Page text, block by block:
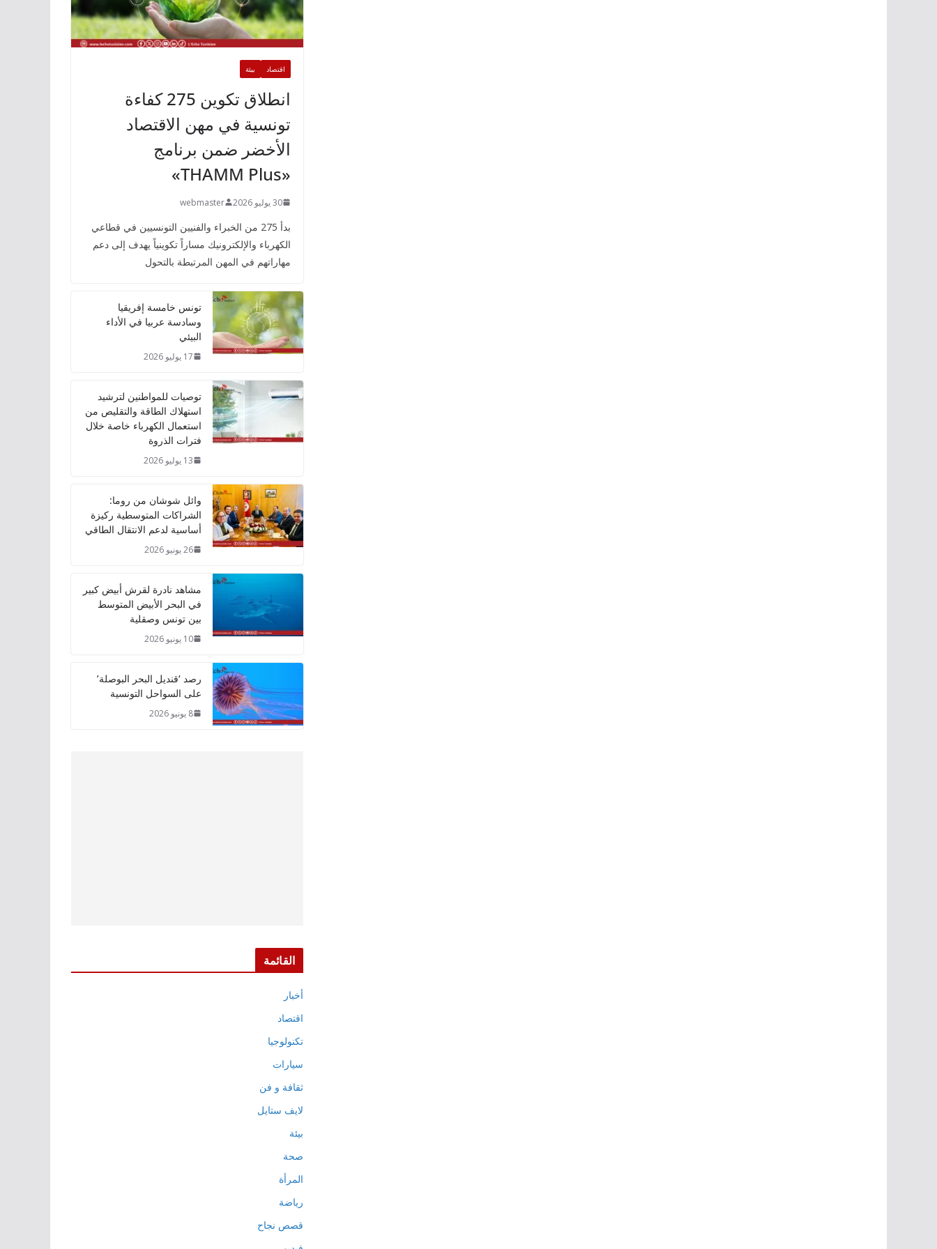
اقتصاد بيئة
انطلاق تكوين 275 كفاءة
تونسية في مهن الاقتصاد
الأخضر ضمن برنامج
«THAMM Plus»
30 يوليو 2026 webmaster
بدأ 275 من الخبراء والفنيين التونسيين في قطاعي
الكهرباء والإلكترونيك مساراً تكوينياً يهدف إلى دعم
مهاراتهم في المهن المرتبطة بالتحول
تونس خامسة إفريقيا
وسادسة عربيا في الأداء
البيئي
17 يوليو 2026
توصيات للمواطنين لترشيد
استهلاك الطاقة والتقليص من
استعمال الكهرباء خاصة خلال
فترات الذروة
13 يوليو 2026
وائل شوشان من روما:
الشراكات المتوسطية ركيزة
أساسية لدعم الانتقال الطاقي
26 يونيو 2026
مشاهد نادرة لقرش أبيض كبير
في البحر الأبيض المتوسط
بين تونس وصقلية
10 يونيو 2026
رصد ‘قنديل البحر البوصلة’
على السواحل التونسية
8 يونيو 2026
القائمة
أخبار
اقتصاد
تكنولوجيا
سيارات
ثقافة و فن
لايف ستايل
بيئة
صحة
المرأة
رياضة
قصص نجاح